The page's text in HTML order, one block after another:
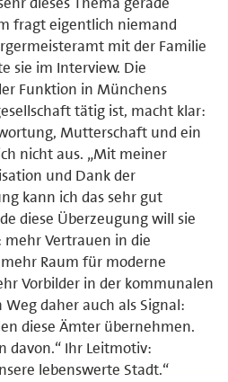
fragt eigentlich niemand
mit der Familie
sie im Interview. Die
Funktion in Münchens
tätig ist, macht klar:
Mutterschaft und ein
nicht aus. „Mit meiner
und Dank der
kann ich das sehr gut
diese Überzeugung will sie
Vertrauen in die
Raum für moderne
Vorbilder in der kommunalen
daher auch als Signal:
diese Ämter übernehmen.
davon.“ Ihr Leitmotiv:
lebenswerte Stadt.“